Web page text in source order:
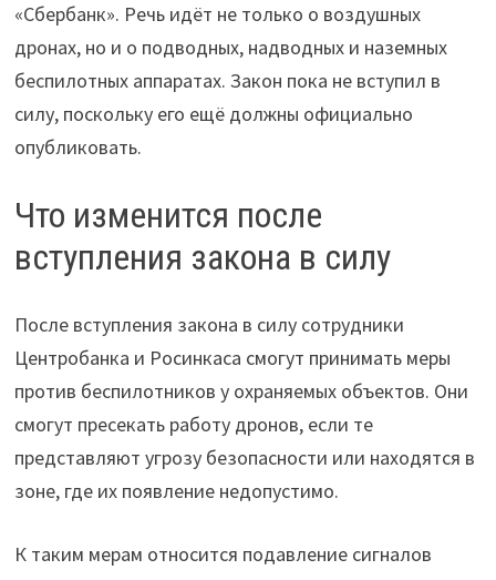
«Сбербанк». Речь идёт не только о воздушных
дронах, но и о подводных, надводных и наземных
беспилотных аппаратах. Закон пока не вступил в
силу, поскольку его ещё должны официально
опубликовать.
Что изменится после
вступления закона в силу
После вступления закона в силу сотрудники
Центробанка и Росинкаса смогут принимать меры
против беспилотников у охраняемых объектов. Они
смогут пресекать работу дронов, если те
представляют угрозу безопасности или находятся в
зоне, где их появление недопустимо.
К таким мерам относится подавление сигналов